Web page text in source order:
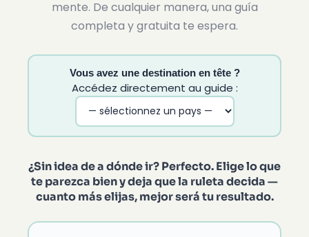
mente. De cualquier manera, una guía
completa y gratuita te espera.
Vous avez une destination en tête ?
Accédez directement au guide :
¿Sin idea de a dónde ir? Perfecto. Elige lo que
te parezca bien y deja que la ruleta decida —
cuanto más elijas, mejor será tu resultado.